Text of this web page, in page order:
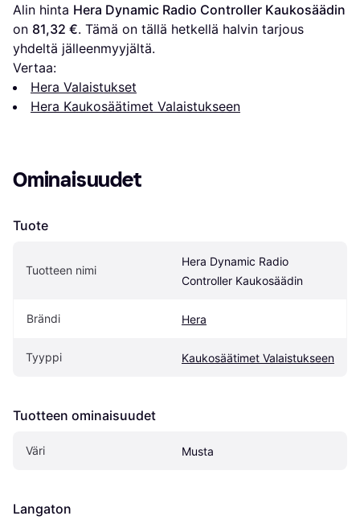
Alin hinta Hera Dynamic Radio Controller Kaukosäädin
on 81,32 €. Tämä on tällä hetkellä halvin tarjous
yhdeltä jälleenmyyjältä.
Vertaa:
Hera Valaistukset
Hera Kaukosäätimet Valaistukseen
Ominaisuudet
Tuote
Tuotteen nimi
Hera Dynamic Radio
Controller Kaukosäädin
Brändi Hera
Tyyppi Kaukosäätimet Valaistukseen
Tuotteen ominaisuudet
Väri Musta
Langaton